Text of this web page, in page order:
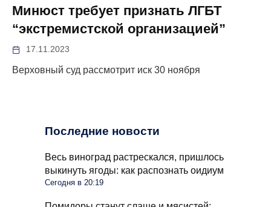
Минюст требует признать ЛГБТ
“экстремистской организацией”
17.11.2023
Верховный суд рассмотрит иск 30 ноября
Последние новости
Весь виноград растрескался, пришлось
выкинуть ягоды: как распознать оидиум
Сегодня в 20:19